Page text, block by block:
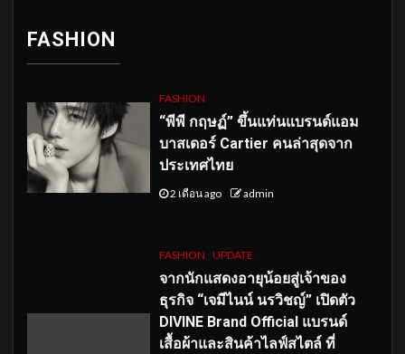
FASHION
FASHION
“พีพี กฤษฏ์” ขึ้นแท่นแบรนด์แอม
บาสเดอร์ Cartier คนล่าสุดจาก
ประเทศไทย
2 เดือน ago admin
FASHION UPDATE
จากนักแสดงอายุน้อยสู่เจ้าของ
ธุรกิจ “เจมีไนน์ นรวิชญ์” เปิดตัว
DIVINE Brand Official แบรนด์
เสื้อผ้าและสินค้าไลฟ์สไตล์ ที่